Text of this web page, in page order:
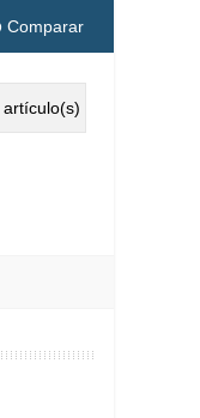
Comparar
artículo(s)